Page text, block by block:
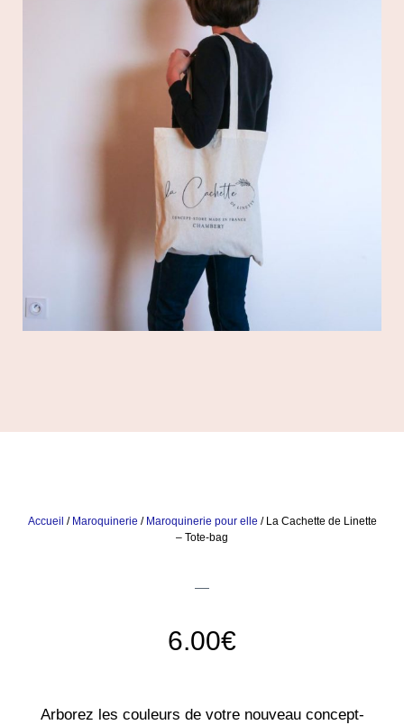
Accueil / Maroquinerie / Maroquinerie pour elle / La Cachette de Linette
– Tote-bag
6.00€
Arborez les couleurs de votre nouveau concept-